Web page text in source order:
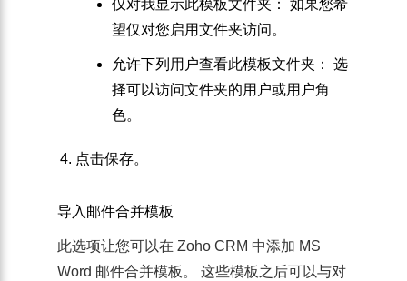
仅对我显示此模板文件夹：
如果您希
望仅对您启用文件夹访问。
允许下列用户查看此模板文件夹：
选
择可以访问文件夹的用户或用户角
色。
点击保存。
导入邮件合并模板
此选项让您可以在 Zoho CRM 中添加 MS
Word 邮件合并模板。 这些模板之后可以与对